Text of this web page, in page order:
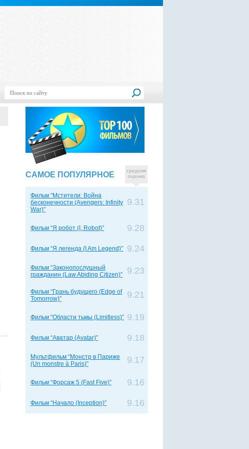
САМОЕ ПОПУЛЯРНОЕ
средняя
оценка
Фильм “Мстители: Война
бесконечности (Avengers: Infinity
War)”
9.31
Фильм “Я робот (I, Robot)” 9.28
Фильм “Я легенда (I Am Legend)” 9.24
Фильм “Законопослушный
гражданин (Law Abiding Citizen)”
9.23
Фильм “Грань будущего (Edge of
Tomorrow)”
9.21
Фильм “Области тьмы (Limitless)” 9.19
Фильм “Аватар (Avatar)” 9.18
Мультфильм “Монстр в Париже
(Un monstre à Paris)”
9.17
Фильм “Форсаж 5 (Fast Five)” 9.16
Фильм “Начало (Inception)” 9.16